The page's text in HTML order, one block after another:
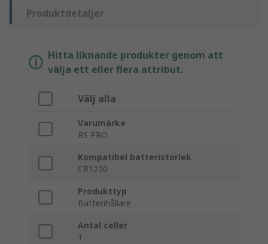
Produktdetaljer
Hitta liknande produkter genom att
välja ett eller flera attribut.
Välj alla
Varumärke
RS PRO
Kompatibel batteristorlek
CR1220
Produkttyp
Batterihållare
Antal celler
1